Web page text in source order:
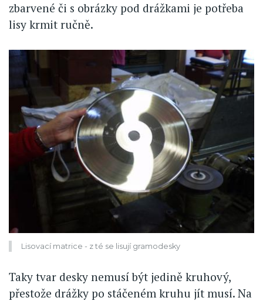
zbarvené či s obrázky pod drážkami je potřeba
lisy krmit ručně.
Lisovací matrice - z té se lisují gramodesky
Taky tvar desky nemusí být jedině kruhový,
přestože drážky po stáčeném kruhu jít musí. Na